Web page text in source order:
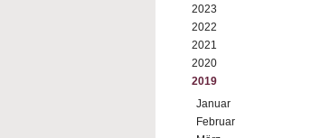
2023
2022
2021
2020
2019
Januar
Februar